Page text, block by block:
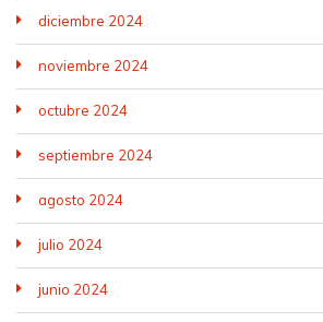
diciembre 2024
noviembre 2024
octubre 2024
septiembre 2024
agosto 2024
julio 2024
junio 2024